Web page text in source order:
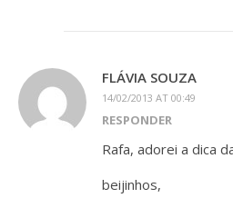
FLÁVIA SOUZA
14/02/2013 AT 00:49
RESPONDER
Rafa, adorei a dica
beijinhos,